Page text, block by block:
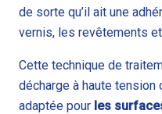
de sorte qu’il ait une
vernis, les revêtements
Cette technique de
décharge à haute
adaptée pour les